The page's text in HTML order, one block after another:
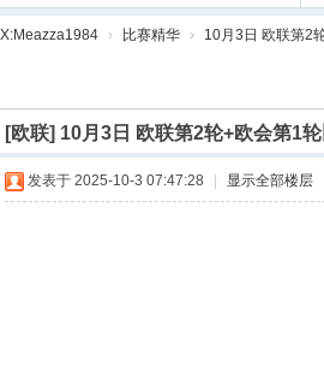
› 比赛精华 › 10月3日 欧联第2
[欧联] 10月3日 欧联第2轮+欧会第1
发表于 2025-10-3 07:47:28 显示全部楼层